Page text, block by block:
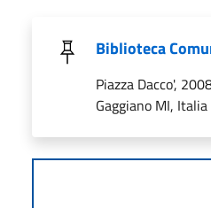
Biblioteca
Piazza Dacco',
Gaggiano MI, Italia